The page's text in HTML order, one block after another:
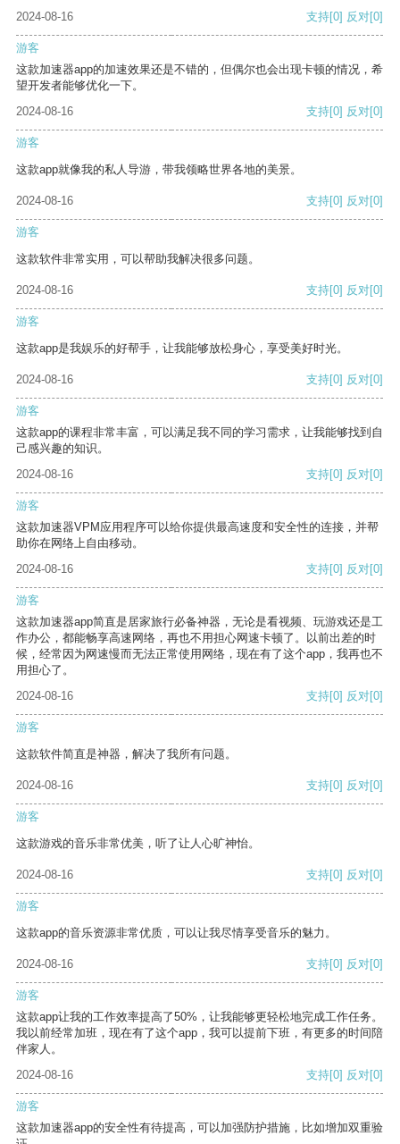
2024-08-16 支持[0] 反对[0]
游客
这款加速器app的加速效果还是不错的，但偶尔也会出现卡顿的情况，希
望开发者能够优化一下。
2024-08-16
支持[0] 反对[0]
游客
这款app就像我的私人导游，带我领略世界各地的美景。
2024-08-16 支持[0] 反对[0]
游客
这款软件非常实用，可以帮助我解决很多问题。
2024-08-16 支持[0] 反对[0]
游客
这款app是我娱乐的好帮手，让我能够放松身心，享受美好时光。
2024-08-16 支持[0] 反对[0]
游客
这款app的课程非常丰富，可以满足我不同的学习需求，让我能够找到自
己感兴趣的知识。
2024-08-16
支持[0] 反对[0]
游客
这款加速器VPM应用程序可以给你提供最高速度和安全性的连接，并帮
助你在网络上自由移动。
2024-08-16
支持[0] 反对[0]
游客
这款加速器app简直是居家旅行必备神器，无论是看视频、玩游戏还是工
作办公，都能畅享高速网络，再也不用担心网速卡顿了。以前出差的时
候，经常因为网速慢而无法正常使用网络，现在有了这个app，我再也不
用担心了。
2024-08-16
支持[0] 反对[0]
游客
这款软件简直是神器，解决了我所有问题。
2024-08-16 支持[0] 反对[0]
游客
这款游戏的音乐非常优美，听了让人心旷神怡。
2024-08-16 支持[0] 反对[0]
游客
这款app的音乐资源非常优质，可以让我尽情享受音乐的魅力。
2024-08-16 支持[0] 反对[0]
游客
这款app让我的工作效率提高了50%，让我能够更轻松地完成工作任务。
我以前经常加班，现在有了这个app，我可以提前下班，有更多的时间陪
伴家人。
2024-08-16
支持[0] 反对[0]
游客
这款加速器app的安全性有待提高，可以加强防护措施，比如增加双重验